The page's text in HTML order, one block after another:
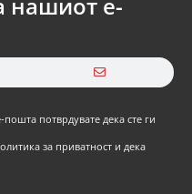
потврдувате дека сте ги
за приватност и дека